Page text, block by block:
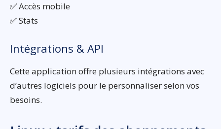
✅ Accès mobile
✅ Stats
Intégrations & API
Cette application offre plusieurs intégrations avec
d’autres logiciels pour le personnaliser selon vos
besoins.